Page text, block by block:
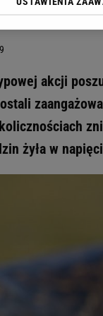
akcji
żyła w
„Akceptuję”
„Ustawienia
nasi Zaufani
dokładnych
odbiorców i